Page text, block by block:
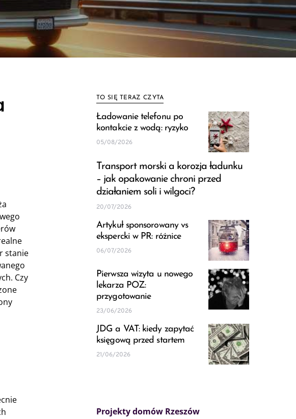
stanie
Czy
TO SIĘ TERAZ CZYTA
Ładowanie telefonu po
kontakcie z wodą: ryzyko
05/08/2026
Transport morski a korozja ładunku
– jak opakowanie chroni przed
działaniem soli i wilgoci?
20/07/2026
Artykuł sponsorowany vs
ekspercki w PR: różnice
06/07/2026
Pierwsza wizyta u nowego
lekarza POZ:
przygotowanie
23/06/2026
JDG a VAT: kiedy zapytać
księgową przed startem
21/06/2026
Projekty domów Rzeszów